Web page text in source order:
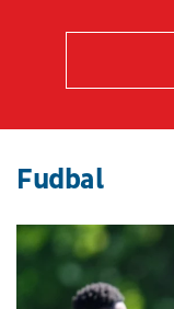
Fudbal